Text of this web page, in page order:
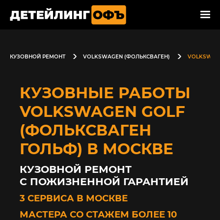
КУЗОВНОЙ РЕМОНТ VOLKSWAGEN (ФОЛЬКСВАГЕН)
КУЗОВНЫЕ РАБОТЫ
VOLKSWAGEN GOLF
(ФОЛЬКСВАГЕН
ГОЛЬФ) В МОСКВЕ
КУЗОВНОЙ РЕМОНТ
С ПОЖИЗНЕННОЙ ГАРАНТИЕЙ
3 СЕРВИСА В МОСКВЕ
МАСТЕРА СО СТАЖЕМ БОЛЕЕ 10